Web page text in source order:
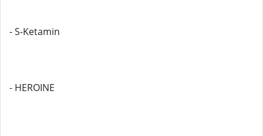
- S-Ketamin
- HEROINE